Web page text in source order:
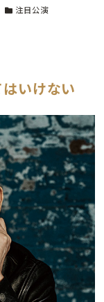
カテゴリー
注目公演
いけない